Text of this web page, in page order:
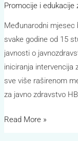
Promocije i edukacije
Međunarodni mjesec
svake godine od 15
javnosti o
iniciranja intervencija
sve više raširenom
za javno zdravstvo
Read More »